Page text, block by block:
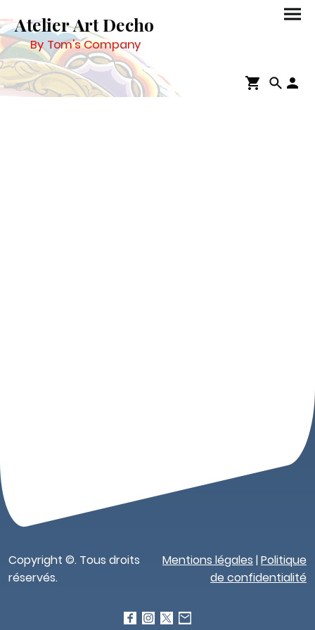
Atelier Art Decho
By Tom's Company
Copyright ©. Tous droits
réservés.
Mentions légales |Politique
de confidentialité